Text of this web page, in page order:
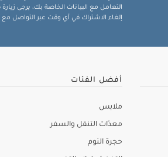
التعامل مع البيانات الخاصة بك، يرجى
إلغاء الاشتراك في أي وقت عبر التواصل مع
أفضل الفئات
ملابس
معدّات التنقل والسفر
حجرة النوم